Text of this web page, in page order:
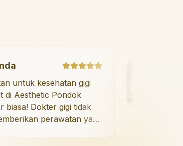
Marshanda
"Perawatan untuk kesehatan gigi
dan mulut di Aesthetic Pondok
Indah luar biasa! Dokter gigi tidak
hanya memberikan perawatan yang